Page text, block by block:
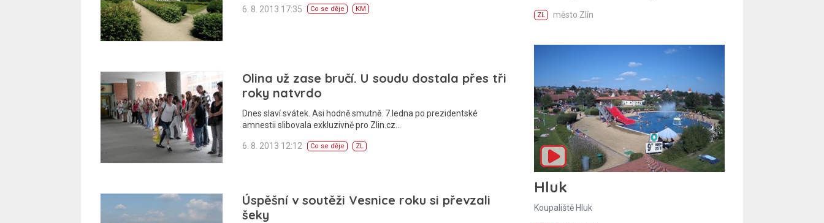
6. 8. 2013 17:35 Co se děje KM
Olina už zase bručí. U soudu dostala přes tři
roky natvrdo
Dnes slaví svátek. Asi hodně smutně. 7.ledna po prezidentské
amnestii slibovala exkluzivně pro Zlin.cz…
6. 8. 2013 12:12 Co se děje ZL
Úspěšní v soutěži Vesnice roku si převzali
šeky
ZL město Zlín
Hluk
Koupaliště Hluk